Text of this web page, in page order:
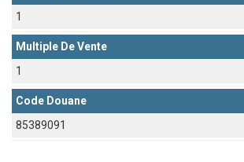
1
Multiple De Vente
1
Code Douane
85389091